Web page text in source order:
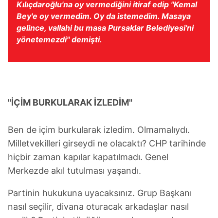
hazırlanmış Aydınlatma Metnimizi okumak ve sitemizde
ilgili mevzuata uygun olarak kullanılan çerezlerle ilgili bilgi
almak için lütfentıklayınız.
Kılıçdaroğlu'na oy vermediğini itiraf edip "Kemal
Bey'e oy vermedim. Oy da istemedim. Masaya
gelince, vallahi bu masa Pursaklar Belediyesi'ni
yönetemezdi" demişti.
"İÇİM BURKULARAK İZLEDİM"
Ben de içim burkularak izledim. Olmamalıydı.
Milletvekilleri girseydi ne olacaktı? CHP tarihinde
hiçbir zaman kapılar kapatılmadı. Genel
Merkezde akıl tutulması yaşandı.
Partinin hukukuna uyacaksınız. Grup Başkanı
nasıl seçilir, divana oturacak arkadaşlar nasıl